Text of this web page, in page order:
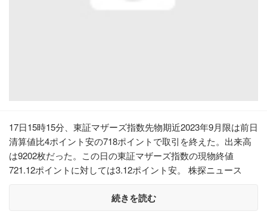
17日15時15分、東証マザーズ指数先物期近2023年9月限は前日
清算値比4ポイント安の718ポイントで取引を終えた。出来高
は9202枚だった。この日の東証マザーズ指数の現物終値
721.12ポイントに対しては3.12ポイント安。 株探ニュース
続きを読む